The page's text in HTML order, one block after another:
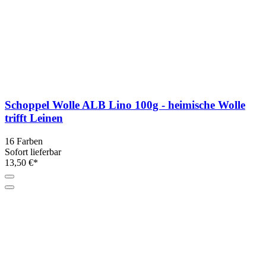
Schoppel Wolle ALB Lino 100g - heimische Wolle
trifft Leinen
16 Farben
Sofort lieferbar
13,50 €*